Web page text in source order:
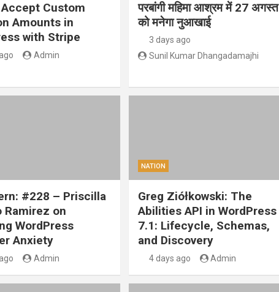
Custom
Amounts in
with Stripe
Admin
परबांगी महिमा आश्रम में 27 अगस्त
को मनेगा नुआखाई
3 days ago
Sunil Kumar Dhangadamajhi
#228 – Priscilla
Ramirez on
WordPress
Anxiety
Admin
NATION
Greg Ziółkowski: The
Abilities API in WordPress
7.1: Lifecycle, Schemas,
and Discovery
4 days ago Admin